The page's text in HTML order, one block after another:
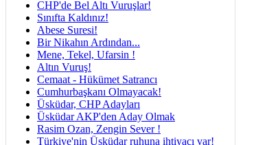
CHP'de Bel Altı Vuruşlar!
Sınıfta Kaldınız!
Abese Suresi!
Bir Nikahın Ardından...
Mene, Tekel, Ufarsin !
Altın Vuruş!
Cemaat - Hükümet Satrancı
Cumhurbaşkanı Olmayacak!
Üsküdar, CHP Adayları
Üsküdar AKP'den Aday Olmak
Rasim Ozan, Zengin Sever !
Türkiye'nin Üsküdar ruhuna ihtiyacı var!